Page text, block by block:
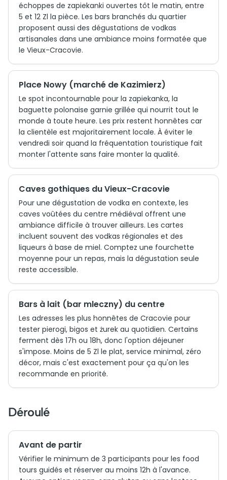
échoppes de zapiekanki ouvertes tôt le matin, entre
5 et 12 Zl la pièce. Les bars branchés du quartier
proposent aussi des dégustations de vodkas
artisanales dans une ambiance moins formatée que
le Vieux-Cracovie.
Place Nowy (marché de Kazimierz)
Le spot incontournable pour la zapiekanka, la
baguette polonaise garnie grillée qui nourrit tout le
monde à toute heure. Les prix restent honnêtes car
la clientèle est majoritairement locale. À éviter le
vendredi soir quand la fréquentation touristique fait
monter l'attente sans faire monter la qualité.
Caves gothiques du Vieux-Cracovie
Pour une dégustation de vodka en contexte, les
caves voûtées du centre médiéval offrent une
ambiance difficile à trouver ailleurs. Les cartes
incluent souvent des vodkas régionales et des
liqueurs à base de miel. Comptez une fourchette
moyenne pour un repas, mais la dégustation seule
reste accessible.
Bars à lait (bar mleczny) du centre
Les adresses les plus honnêtes de Cracovie pour
tester pierogi, bigos et żurek au quotidien. Certains
ferment dès 17h ou 18h, donc l'option déjeuner
s'impose. Moins de 5 Zl le plat, service minimal, zéro
décor, mais c'est exactement pour ça qu'on les
recommande en priorité.
Déroulé
Avant de partir
Vérifier le minimum de 3 participants pour les food
tours guidés et réserver au moins 12h à l'avance.